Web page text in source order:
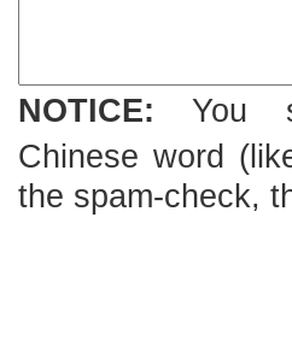
NOTICE: You
Chinese word
the spam-check,